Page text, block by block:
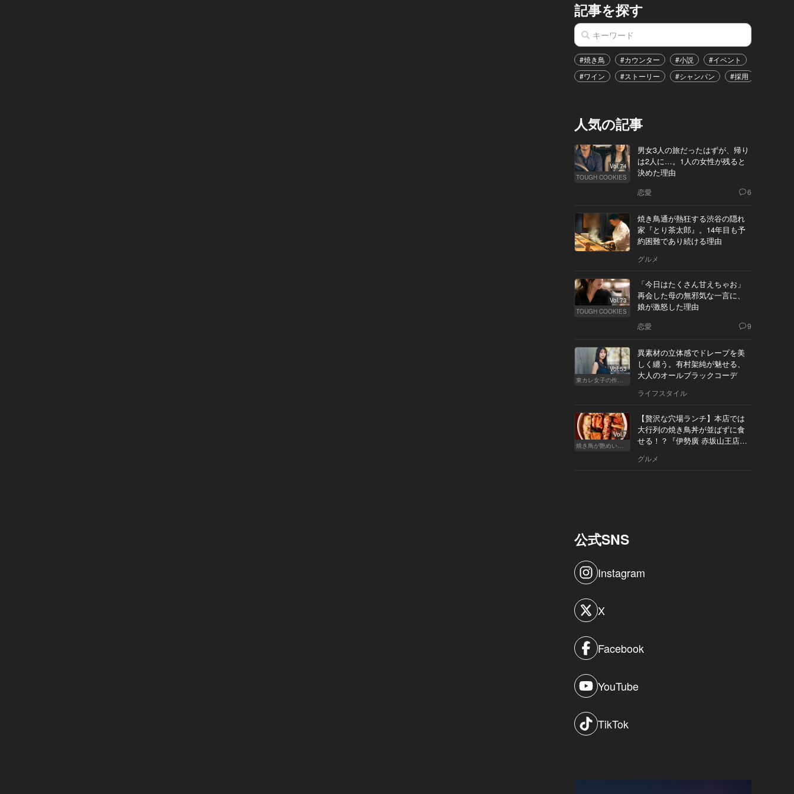
記事を探す
#焼き鳥 #カウンター #小説 #イベント
#ワイン
#ストーリー #シャンパン #採用
人気の記事
Vol.74
TOUGH COOKIES
男女3人の旅だったはずが、帰り
は2人に…。1人の女性が残ると
決めた理由
恋愛 6
焼き鳥通が熱狂する渋谷の隠れ
家『とり茶太郎』。14年目も予
約困難であり続ける理由
グルメ
Vol.73
TOUGH COOKIES
「今日はたくさん甘えちゃお」
再会した母の無邪気な一言に、
娘が激怒した理由
恋愛 9
Vol.53
東カレ女子の作り方
異素材の立体感でドレープを美
しく纏う。有村架純が魅せる、
大人のオールブラックコーデ
ライフスタイル
Vol.7
焼き鳥が艶めいてきた
【贅沢な穴場ランチ】本店では
大行列の焼き鳥丼が並ばずに食
せる！？『伊勢廣 赤坂山王店』
グルメ
公式SNS
Instagram
X
Facebook
YouTube
TikTok